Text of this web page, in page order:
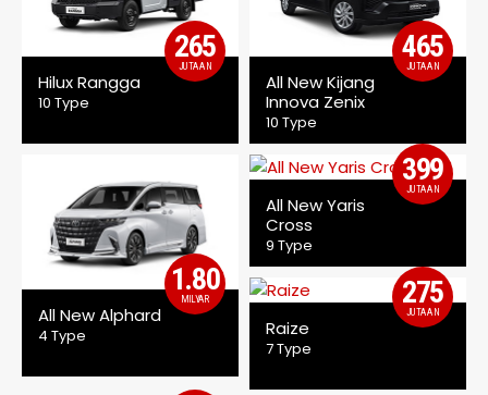
265
JUTAAN
Hilux Rangga
10 Type
465
JUTAAN
All New Kijang
Innova Zenix
10 Type
1.80
MILYAR
All New Alphard
4 Type
399
JUTAAN
All New Yaris
Cross
9 Type
275
JUTAAN
Raize
7 Type